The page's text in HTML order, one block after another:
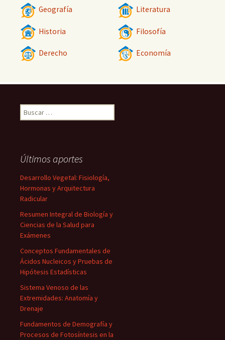
Geografía Literatura
Historia Filosofía
Derecho Economía
Buscar:
Últimos aportes
Desarrollo Vegetal: Fisiología,
Hormonas y Arquitectura
Radicular
Resumen Integral de Biología y
Ciencias de la Salud para
Exámenes
Conceptos Fundamentales de
Ácidos Nucleicos y Pruebas de
Hipótesis Estadísticas
Sistema Venoso de las
Extremidades: Anatomía y
Drenaje
Fundamentos de Demografía y
Procesos de Fotosíntesis en la